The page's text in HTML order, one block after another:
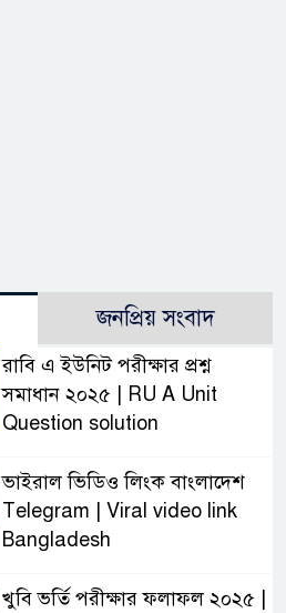
জনপ্রিয় সংবাদ
রাবি এ ইউনিট পরীক্ষার প্রশ্ন
সমাধান ২০২৫ | RU A Unit
Question solution
ভাইরাল ভিডিও লিংক বাংলাদেশ
Telegram | Viral video link
Bangladesh
খুবি ভর্তি পরীক্ষার ফলাফল ২০২৫ |